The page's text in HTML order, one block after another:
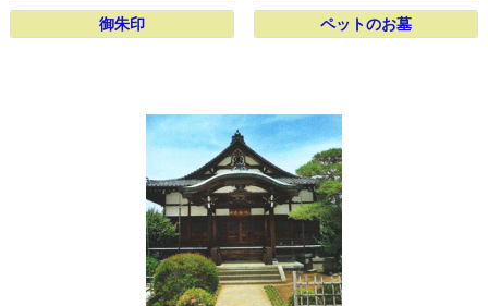
御朱印
御朱印 ペットのお墓
ペットのお墓